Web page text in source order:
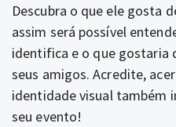
Descubra o que ele gosta
assim será possível
identifica e o que gostaria
seus amigos. Acredite,
identidade visual também
seu evento!